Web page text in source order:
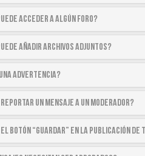
acceder a algún foro?
añadir archivos adjuntos?
advertencia?
reportar un mensaje a un moderador?
botón “Guardar” en la publicación de